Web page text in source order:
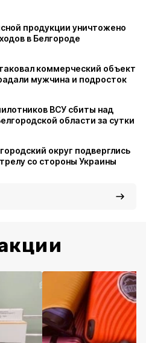
продукции уничтожено
в Белгороде
коммерческий объект
мужчина и подросток
ВСУ сбиты над
области за сутки
округ подверглись
со стороны Украины